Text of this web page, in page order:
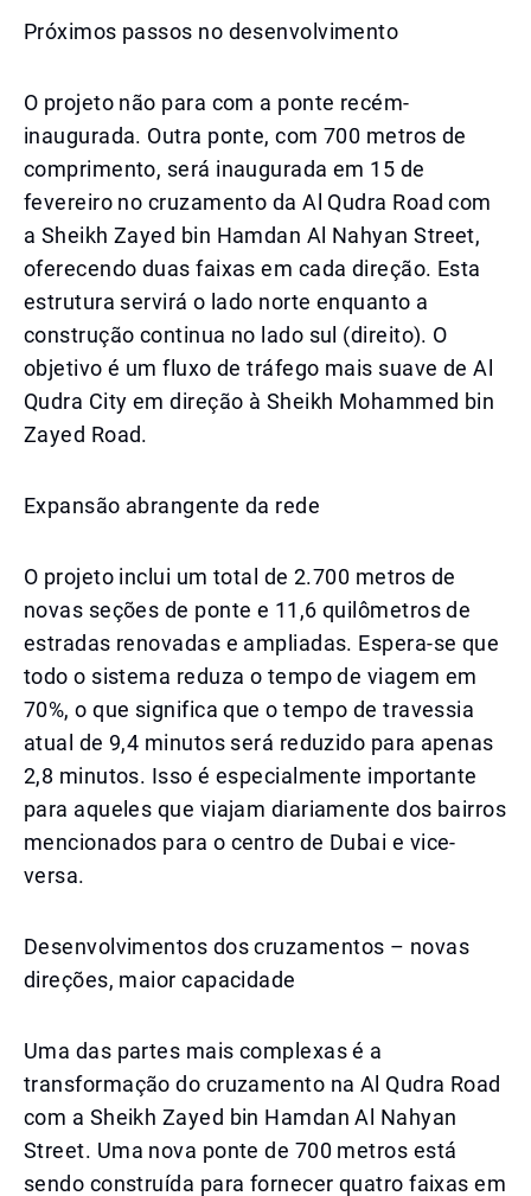
Próximos passos no desenvolvimento
O projeto não para com a ponte recém-
inaugurada. Outra ponte, com 700 metros de
comprimento, será inaugurada em 15 de
fevereiro no cruzamento da Al Qudra Road com
a Sheikh Zayed bin Hamdan Al Nahyan Street,
oferecendo duas faixas em cada direção. Esta
estrutura servirá o lado norte enquanto a
construção continua no lado sul (direito). O
objetivo é um fluxo de tráfego mais suave de Al
Qudra City em direção à Sheikh Mohammed bin
Zayed Road.
Expansão abrangente da rede
O projeto inclui um total de 2.700 metros de
novas seções de ponte e 11,6 quilômetros de
estradas renovadas e ampliadas. Espera-se que
todo o sistema reduza o tempo de viagem em
70%, o que significa que o tempo de travessia
atual de 9,4 minutos será reduzido para apenas
2,8 minutos. Isso é especialmente importante
para aqueles que viajam diariamente dos bairros
mencionados para o centro de Dubai e vice-
versa.
Desenvolvimentos dos cruzamentos – novas
direções, maior capacidade
Uma das partes mais complexas é a
transformação do cruzamento na Al Qudra Road
com a Sheikh Zayed bin Hamdan Al Nahyan
Street. Uma nova ponte de 700 metros está
sendo construída para fornecer quatro faixas em